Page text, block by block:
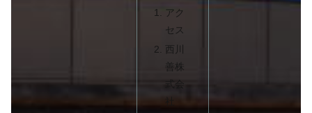
アク
セス
西川
善株
式会